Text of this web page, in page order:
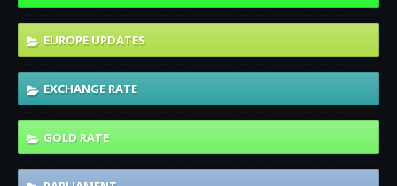
EUROPE UPDATES
EXCHANGE RATE
GOLD RATE